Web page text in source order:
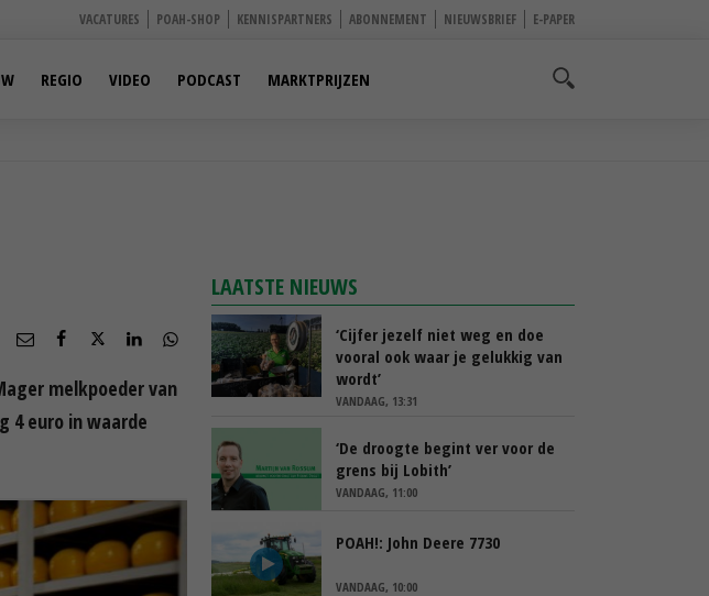
VACATURES POAH-SHOP KENNISPARTNERS ABONNEMENT NIEUWSBRIEF E-PAPER
REGIO VIDEO PODCAST MARKTPRIJZEN
melkpoeder van
4 euro in waarde
LAATSTE NIEUWS
‘Cijfer jezelf niet weg en doe
vooral ook waar je gelukkig van
wordt’
VANDAAG, 13:31
‘De droogte begint ver voor de
grens bij Lobith’
VANDAAG, 11:00
POAH!: John Deere 7730
VANDAAG, 10:00